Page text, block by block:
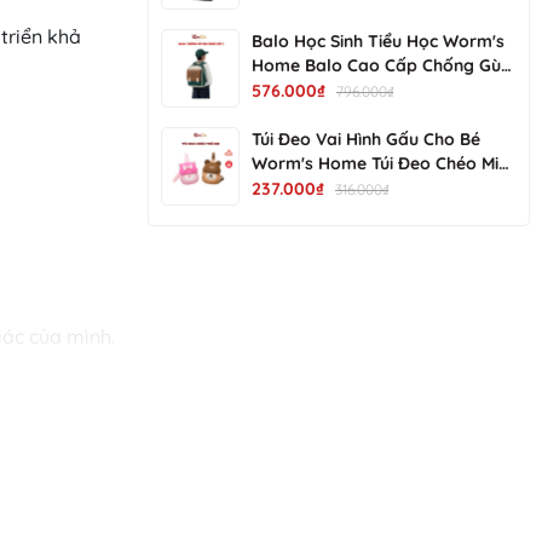
khả
của mình.
S34202
Balo Học Sinh Tiểu Học Worm's
Home Balo Cao Cấp Chống Gù
Balo Cho Bé Siêu Nhẹ Chống
S00502
576.000₫ 796.000₫
Túi Đeo Vai Hình Gấu Cho Bé
Worm's Home Túi Đeo Chéo Mini
Dễ Thương, Gọn Nhẹ, Tiện Mang
237.000₫ 316.000₫